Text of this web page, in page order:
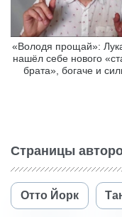
«Володя прощай»:
нашёл себе нового
брата», богаче и
Страницы
Отто Йорк